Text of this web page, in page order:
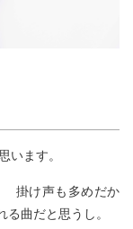
ます。
掛け声も多めだか
曲だと思うし。